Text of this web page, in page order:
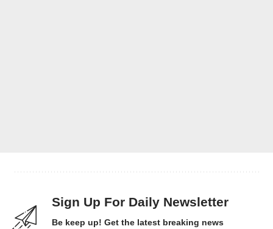
Sign Up For Daily Newsletter
Be keep up! Get the latest breaking news